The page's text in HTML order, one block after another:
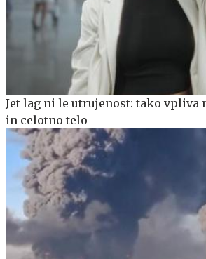
Jet lag ni le utrujenost: tako vpliva
in celotno telo